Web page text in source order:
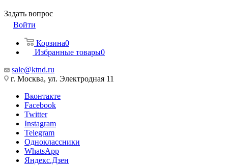
Задать вопрос
Войти
Корзина0
Избранные товары0
sale@ktnd.ru
г. Москва, ул. Электродная 11
Вконтакте
Facebook
Twitter
Instagram
Telegram
Одноклассники
WhatsApp
Яндекс.Дзен